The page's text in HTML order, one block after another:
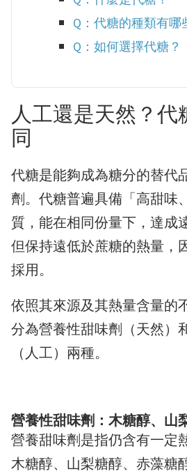
Q：代糖的種類有哪
Q：如何選擇代糖？
人工還是天然？代
同
代糖是能夠成為糖分的替代
劑。代糖普遍具備「高甜味
質，能在相同份量下，達成
但保持遠低於蔗糖的熱量，
採用。
依照其來源及其熱量含量的
分為營養性甜味劑（天然）
（人工）兩種。
營養性甜味劑：木糖醇、山
營養甜味劑是指仍含有一定
木糖醇、山梨糖醇、赤藻糖